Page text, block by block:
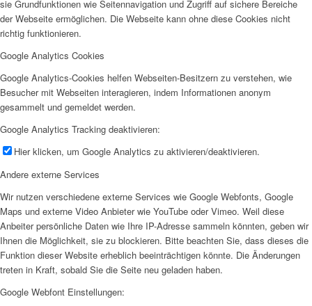
sie Grundfunktionen wie Seitennavigation und Zugriff auf sichere Bereiche
der Webseite ermöglichen. Die Webseite kann ohne diese Cookies nicht
richtig funktionieren.
Google Analytics Cookies
Google Analytics-Cookies helfen Webseiten-Besitzern zu verstehen, wie
Besucher mit Webseiten interagieren, indem Informationen anonym
gesammelt und gemeldet werden.
Google Analytics Tracking deaktivieren:
Hier klicken, um Google Analytics zu aktivieren/deaktivieren.
Andere externe Services
Wir nutzen verschiedene externe Services wie Google Webfonts, Google
Maps und externe Video Anbieter wie YouTube oder Vimeo. Weil diese
Anbeiter persönliche Daten wie Ihre IP-Adresse sammeln könnten, geben wir
Ihnen die Möglichkeit, sie zu blockieren. Bitte beachten Sie, dass dieses die
Funktion dieser Website erheblich beeinträchtigen könnte. Die Änderungen
treten in Kraft, sobald Sie die Seite neu geladen haben.
Google Webfont Einstellungen: